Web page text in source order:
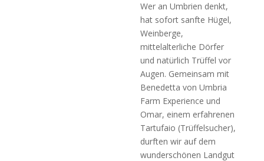
Wer an Umbrien denkt,
hat sofort sanfte Hügel,
Weinberge,
mittelalterliche Dörfer
und natürlich Trüffel vor
Augen. Gemeinsam mit
Benedetta von Umbria
Farm Experience und
Omar, einem erfahrenen
Tartufaio (Trüffelsucher),
durften wir auf dem
wunderschönen Landgut